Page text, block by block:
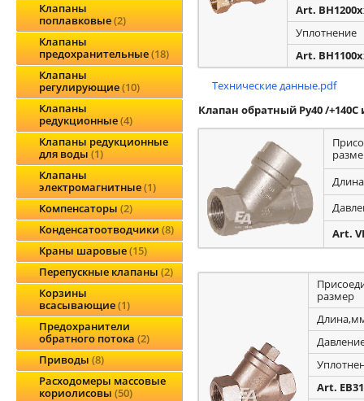
Клапаны
поплавковые 2
Клапаны
предохранительные 18
Клапаны
регулирующие 10
Клапаны
редукционные 4
Клапаны редукционные
для воды 1
Клапаны
электромагнитные 1
Компенсаторы 2
Конденсатоотводчики 8
Краны шаровые 15
Перепускные клапаны 2
Корзины
всасывающие 1
Предохранители
обратного потока 2
Приводы 8
Расходомеры массовые
кориолисовы 50
Art.
Уплотнение
Art.
Технические данные.pdf
Клапан обратный Ру40 /
Art.
размер
Art.